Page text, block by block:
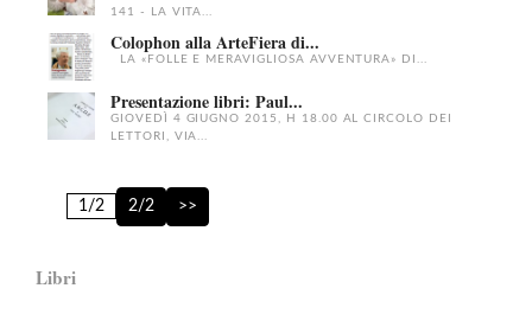
141 - LA VITA...
Colophon alla ArteFiera di...
LA «FOLLE E MERAVIGLIOSA AVVENTURA» DI...
Presentazione libri: Paul...
GIOVEDÌ 4 GIUGNO 2015, H 18.00 AL CIRCOLO DEI
LETTORI, VIA...
1/2 2/2 >>
Libri